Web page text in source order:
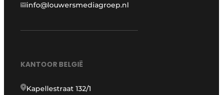
info@louwersmediagroep.nl
KANTOOR BELGIË
Kapellestraat 132/1